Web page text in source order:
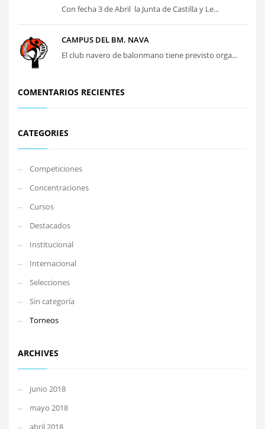
Con fecha 3 de Abril la Junta de Castilla y Le...
CAMPUS DEL BM. NAVA
El club navero de balonmano tiene previsto orga...
COMENTARIOS RECIENTES
CATEGORIES
Competiciones
Concentraciones
Cursos
Destacados
Institucional
Internacional
Selecciones
Sin categoría
Torneos
ARCHIVES
junio 2018
mayo 2018
abril 2018